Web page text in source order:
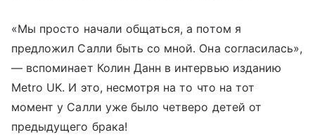
«Мы просто начали общаться, а потом я
предложил Салли быть со мной. Она согласилась»,
— вспоминает Колин Данн в интервью изданию
Metro UK. И это, несмотря на то что на тот
момент у Салли уже было четверо детей от
предыдущего брака!